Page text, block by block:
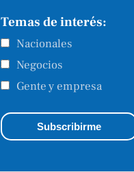
Temas de interés:
Nacionales
Negocios
Gente y empresa